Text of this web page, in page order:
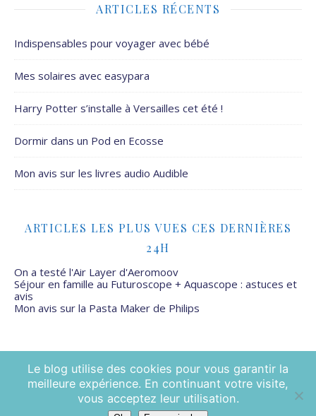
ARTICLES RÉCENTS
Indispensables pour voyager avec bébé
Mes solaires avec easypara
Harry Potter s’installe à Versailles cet été !
Dormir dans un Pod en Ecosse
Mon avis sur les livres audio Audible
ARTICLES LES PLUS VUES CES DERNIÈRES
24H
On a testé l'Air Layer d'Aeromoov
Séjour en famille au Futuroscope + Aquascope : astuces et
avis
Mon avis sur la Pasta Maker de Philips
Mamans Mais Pas Que - 2026 ©
Le blog utilise des cookies pour vous garantir la
meilleure expérience. En continuant votre visite,
vous acceptez leur utilisation.